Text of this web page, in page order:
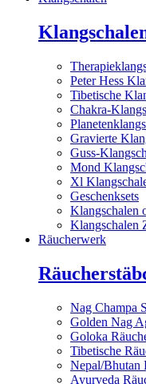
Peter Hess
Tibetische
Chakra-
Gravierte
Guss-
Mond
Xl
Geschenksets
Klangschalen
Klangschalen
Räucherwerk
Nag Champa
Golden Nag
Goloka
Tibetische
Nepal/Bhutan
Ayurveda